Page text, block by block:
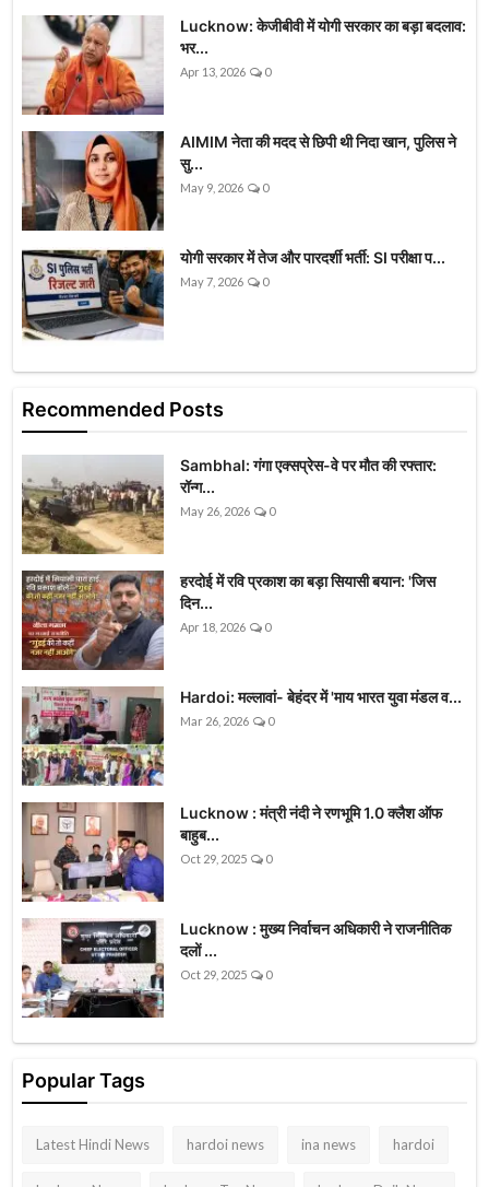
Lucknow: केजीबीवी में योगी सरकार का बड़ा बदलाव:
भर...
Apr 13, 2026 0
AIMIM नेता की मदद से छिपी थी निदा खान, पुलिस ने
सु...
May 9, 2026 0
योगी सरकार में तेज और पारदर्शी भर्ती: SI परीक्षा प...
May 7, 2026 0
Recommended Posts
Sambhal: गंगा एक्सप्रेस-वे पर मौत की रफ्तार:
रॉन्ग...
May 26, 2026 0
हरदोई में रवि प्रकाश का बड़ा सियासी बयान: 'जिस
दिन...
Apr 18, 2026 0
Hardoi: मल्लावां- बेहंदर में 'माय भारत युवा मंडल व...
Mar 26, 2026 0
Lucknow : मंत्री नंदी ने रणभूमि 1.0 क्लैश ऑफ
बाहुब...
Oct 29, 2025 0
Lucknow : मुख्य निर्वाचन अधिकारी ने राजनीतिक
दलों ...
Oct 29, 2025 0
Popular Tags
Latest Hindi News hardoi news ina news hardoi